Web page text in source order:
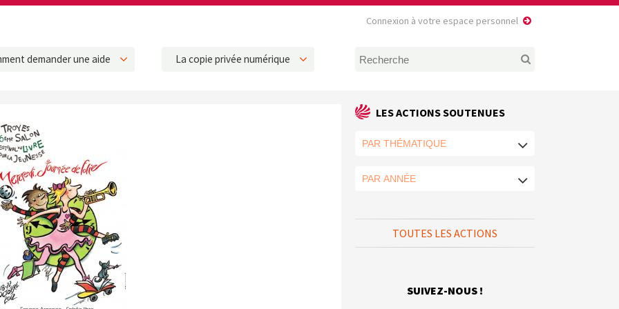
demander une aide La copie privée numérique
Connexion à votre espace personnel
LES ACTIONS SOUTENUES
TOUTES LES ACTIONS
SUIVEZ-NOUS !